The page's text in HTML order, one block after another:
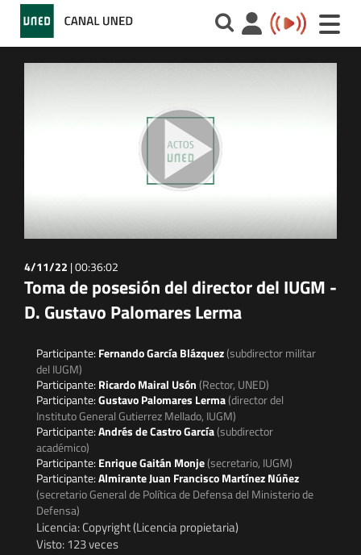
Toggle
4/11/22 |00:36:02
Toma de posesión del director del IUGM -
D. Gustavo Palomares Lerma
Participante: Fernando García Blázquez(subdirector militar
del IUGM)
Participante: Ricardo Mairal Usón(Rector, UNED)
Participante:Gustavo Palomares Lerma(director del
Instituto General Gutierrez Mellado, IUGM)
Participante:Andrés de Castro García(subdirector
académico)
Participante: Enrique Gaitán Monje(secretario, IUGM)
Participante:Almirante Juan Francisco Martínez Núñez
(secretario General de Política de Defensa del Ministerio de
Defensa)
Licencia: Copyright (Licencia propietaria)
Visto: 123 veces